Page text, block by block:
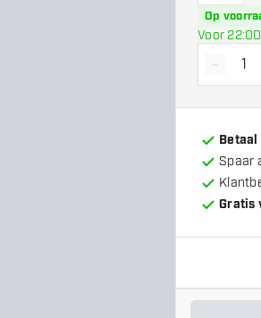
Op
Voor
-
Spaar
Gratis